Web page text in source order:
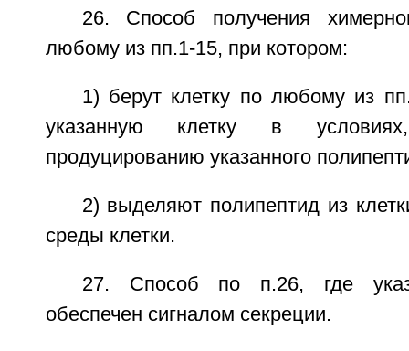
26. Способ получения
любому из пп.1-15, при котором:
1) берут клетку по любому из
указанную клетку в
продуцированию указанного
2) выделяют полипептид из
среды клетки.
27. Способ по п.26, где
обеспечен сигналом секреции.